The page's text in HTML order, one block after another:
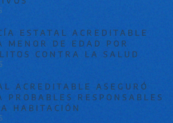
ESTATAL ACREDITABLE
MENOR DE EDAD POR
CONTRA LA SALUD
ACREDITABLE ASEGURÓ
PROBABLES RESPONSABLES
HABITACIÓN